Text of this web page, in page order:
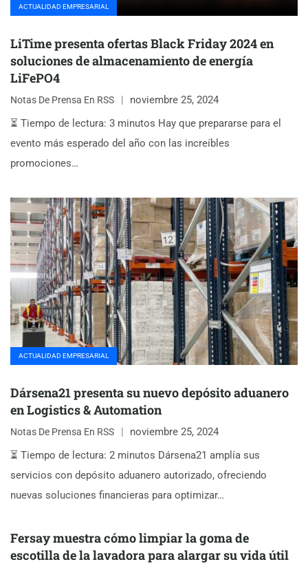
ACTUALIDAD EMPRESARIAL
LiTime presenta ofertas Black Friday 2024 en
soluciones de almacenamiento de energía
LiFePO4
Notas De Prensa En RSS
noviembre 25, 2024
⏳ Tiempo de lectura: 3 minutos Hay que prepararse para el
evento más esperado del año con las increíbles
promociones…
ACTUALIDAD EMPRESARIAL
Dársena21 presenta su nuevo depósito aduanero
en Logistics & Automation
Notas De Prensa En RSS
noviembre 25, 2024
⏳ Tiempo de lectura: 2 minutos Dársena21 amplía sus
servicios con depósito aduanero autorizado, ofreciendo
nuevas soluciones financieras para optimizar…
Fersay muestra cómo limpiar la goma de
escotilla de la lavadora para alargar su vida útil